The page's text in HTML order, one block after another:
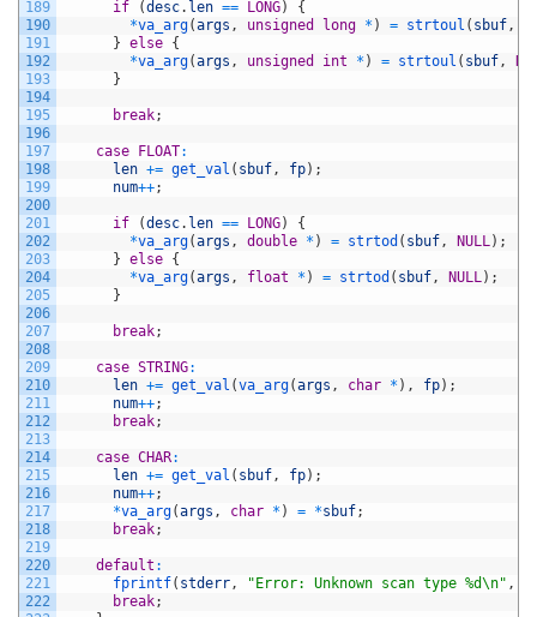
189
190
191
192
193
194
195
196
197
198
199
200
201
202
203
204
205
206
207
208
209
210
211
212
213
214
215
216
217
218
219
220
221
222
if (desc. len == LONG)
{
*va_arg(args , unsigned long * ) = strtoul ( sbuf,
} else {
*va_arg(args , unsigned int * ) = strtoul ( sbuf,
}
break;
case FLOAT:
len += get_val ( sbuf, fp) ;
num++;
if (desc. len == LONG)
{
*va_arg(args , double * ) = strtod ( sbuf, NULL) ;
} else {
*va_arg(args , float * ) = strtod ( sbuf, NULL) ;
}
break;
case STRING:
len += get_val (va_arg(args , char * ) , fp) ;
num++;
break;
case CHAR:
len += get_val ( sbuf, fp) ;
num++;
*va_arg(args , char * ) = *sbuf;
break;
default :
fprintf( stderr, "Error: Unknown scan type %d\n" ,
break;